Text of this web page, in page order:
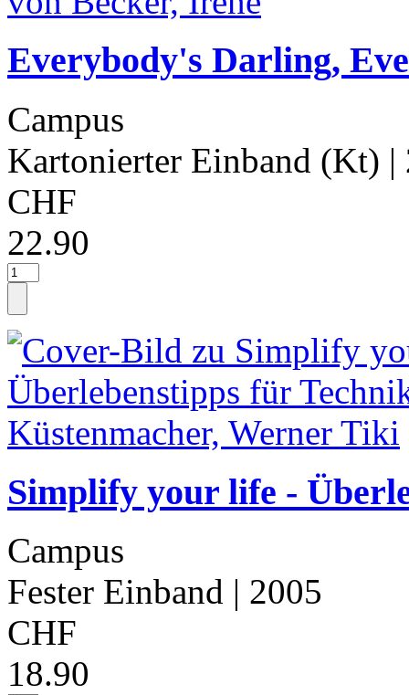
Everybody's Darling,
Campus
Kartonierter Einband (Kt) |
CHF
22.90
Simplify your life -
Campus
Fester Einband | 2005
CHF
18.90